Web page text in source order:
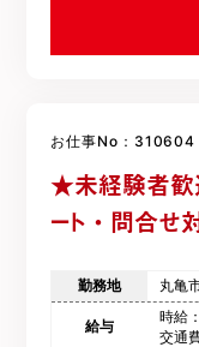
お仕事No：310604
★未経験者歓
ート・問合
勤務地 丸亀
給与
時給
交通